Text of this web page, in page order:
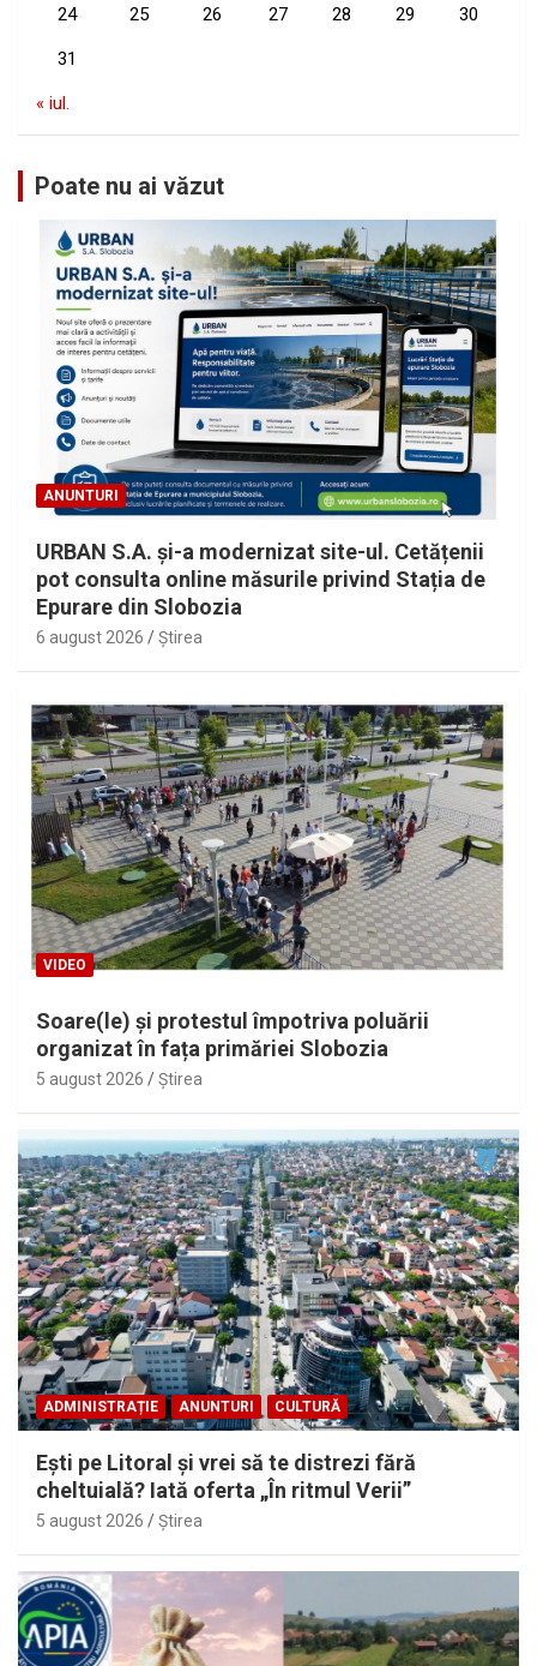
24 25 26 27 28 29 30
31
« iul.
Poate nu ai văzut
ANUNTURI
URBAN S.A. și-a modernizat site-ul. Cetățenii
pot consulta online măsurile privind Stația de
Epurare din Slobozia
6 august 2026 Ştirea
VIDEO
Soare(le) și protestul împotriva poluării
organizat în fața primăriei Slobozia
5 august 2026 Ştirea
ADMINISTRAȚIE ANUNTURI CULTURĂ
Eşti pe Litoral şi vrei să te distrezi fără
cheltuială? Iată oferta „În ritmul Verii”
5 august 2026 Ştirea